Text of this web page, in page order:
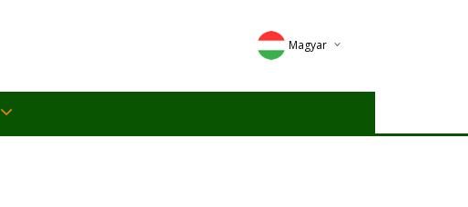
Magyar
Deutsch